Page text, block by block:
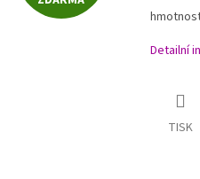
D
Detailní
TISK